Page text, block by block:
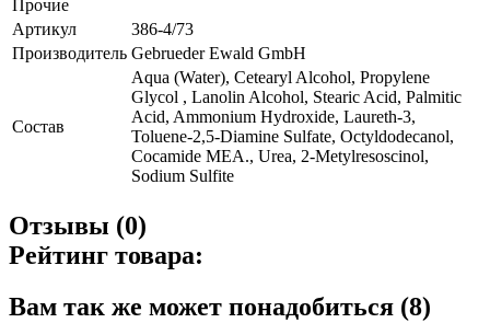
Прочие
Артикул
386-4/73
Производитель Gebrueder Ewald GmbH
Состав
Aqua (Water), Cetearyl Alcohol, Propylene
Glycol , Lanolin Alcohol, Stearic Acid, Palmitic
Acid, Ammonium Hydroxide, Laureth-3,
Toluene-2,5-Diamine Sulfate, Octyldodecanol,
Cocamide MEA., Urea, 2-Metylresoscinol,
Sodium Sulfite
Отзывы (0)
Рейтинг товара:
Вам так же может понадобиться (8)